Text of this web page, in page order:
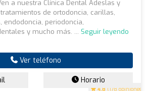
4.8 (178 opiniones)
a nuestra Clínica Dental Adeslas y
de ortodoncia, carillas,
endodoncia, periodoncia,
y mucho más. ... Seguir leyendo
Ver teléfono
Horario